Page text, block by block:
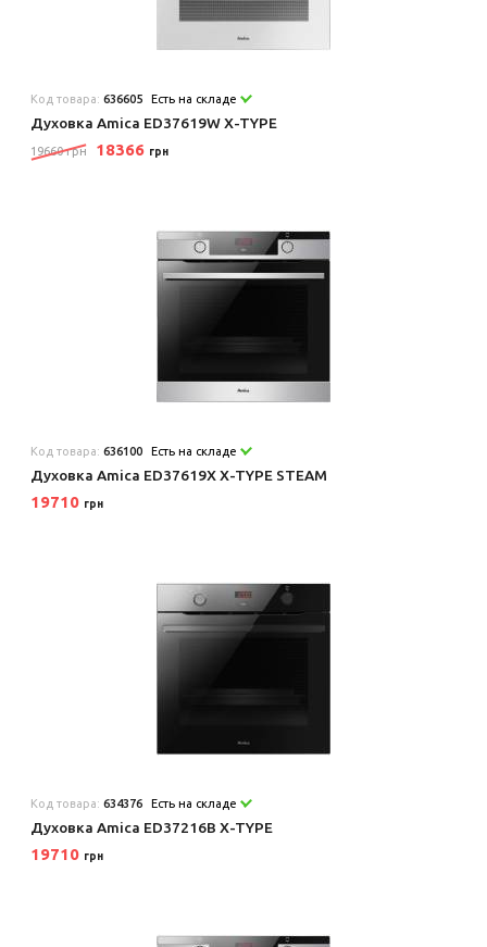
Код товара:636605 Есть на складе
Духовка Amica ED37619W X-TYPE
19660 грн 18366 грн
Код товара:636100 Есть на складе
Духовка Amica ED37619X X-TYPE STEAM
19710 грн
Код товара:634376 Есть на складе
Духовка Amica ED37216B X-TYPE
19710 грн